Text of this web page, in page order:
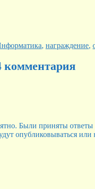
, награждение,
Были приняты
опубликовываться